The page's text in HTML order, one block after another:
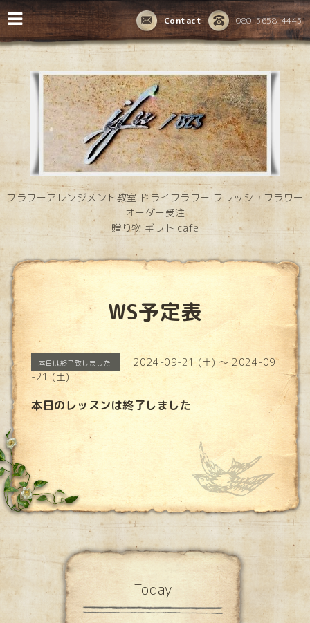
080-5658-4445
Contact
フラワーアレンジメント教室 ドライフラワー フレッシュフラワー
オーダー受注
贈り物 ギフト cafe
WS予定表
本日は終了致しました
2024-09-21 (土) ～ 2024-09
-21 (土)
本日のレッスンは終了しました
Today